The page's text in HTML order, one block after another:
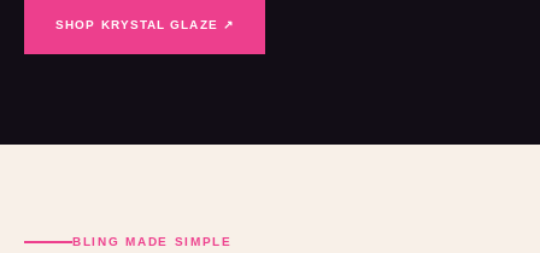
SHOP KRYSTAL GLAZE ↗
BLING MADE SIMPLE